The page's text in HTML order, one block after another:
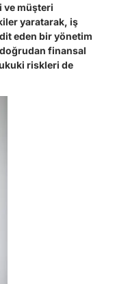
ve müşteri
yaratarak, iş
eden bir yönetim
finansal
riskleri de